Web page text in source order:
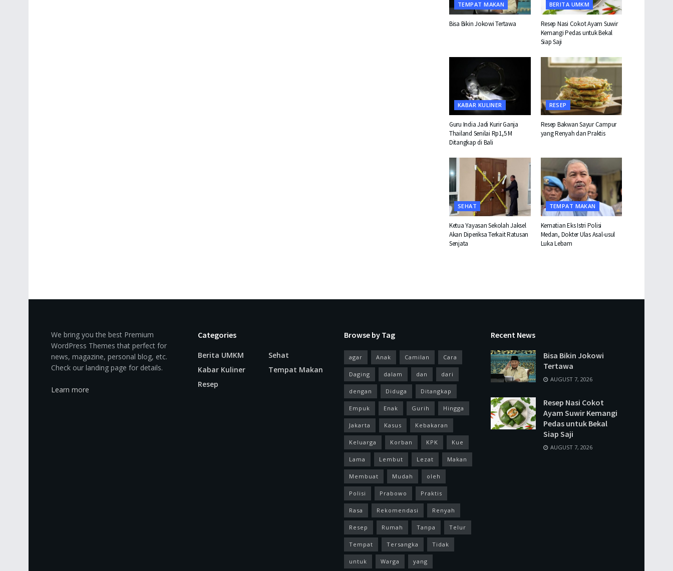
TEMPAT MAKAN
Bisa Bikin Jokowi Tertawa
BERITA UMKM
Resep Nasi Cokot Ayam Suwir
Kemangi Pedas untuk Bekal
Siap Saji
KABAR KULINER
Guru India Jadi Kurir Ganja
Thailand Senilai Rp1,5 M
Ditangkap di Bali
RESEP
Resep Bakwan Sayur Campur
yang Renyah dan Praktis
SEHAT
Ketua Yayasan Sekolah Jaksel
Akan Diperiksa Terkait Ratusan
Senjata
TEMPAT MAKAN
Kematian Eks Istri Polisi
Medan, Dokter Ulas Asal-usul
Luka Lebam
We bring you the best Premium
WordPress Themes that perfect for
news, magazine, personal blog, etc.
Check our landing page for details.
Learn more
Categories
Berita UMKM
Kabar Kuliner
Resep
Sehat
Tempat Makan
Browse by Tag
agar Anak Camilan Cara
Daging dalam dan dari
dengan Diduga Ditangkap
Empuk Enak Gurih Hingga
Jakarta Kasus Kebakaran
Keluarga Korban KPK Kue
Lama Lembut Lezat Makan
Membuat Mudah oleh
Polisi Prabowo Praktis
Rasa Rekomendasi Renyah
Resep Rumah Tanpa Telur
Tempat Tersangka Tidak
untuk Warga yang
Recent News
Bisa Bikin Jokowi
Tertawa
AUGUST 7, 2026
Resep Nasi Cokot
Ayam Suwir Kemangi
Pedas untuk Bekal
Siap Saji
AUGUST 7, 2026